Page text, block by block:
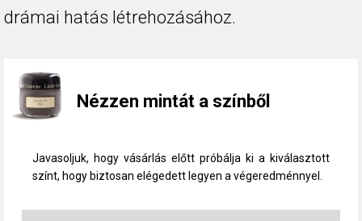
drámai hatás létrehozásához.
Nézzen mintát a színből
Javasoljuk, hogy vásárlás előtt próbálja ki a kiválasztott
színt, hogy biztosan elégedett legyen a végeredménnyel.